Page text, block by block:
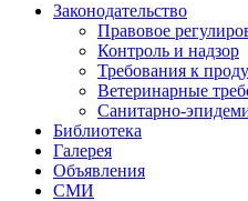
Законодательство
Правовое
Контроль и надзор
Требования к
Ветеринарные
Санитарно-
Библиотека
Галерея
Объявления
СМИ